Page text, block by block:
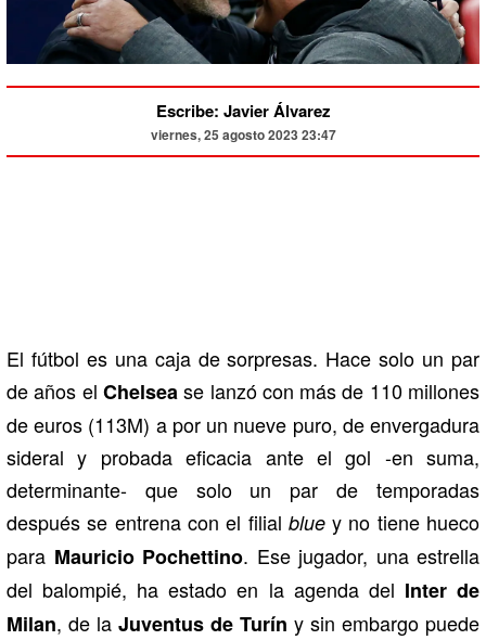
Escribe: Javier Álvarez
viernes, 25 agosto 2023 23:47
El fútbol es una caja de sorpresas. Hace solo un par
de años el Chelsease lanzó con más de 110 millones
de euros (113M) a por un nueve puro, de envergadura
sideral y probada eficacia ante el gol -en suma,
determinante- que solo un par de temporadas
después se entrena con el filial bluey no tiene hueco
para Mauricio Pochettino. Ese jugador, una estrella
del balompié, ha estado en la agenda del Inter de
Milan, de la Juventus de Turín y sin embargo puede